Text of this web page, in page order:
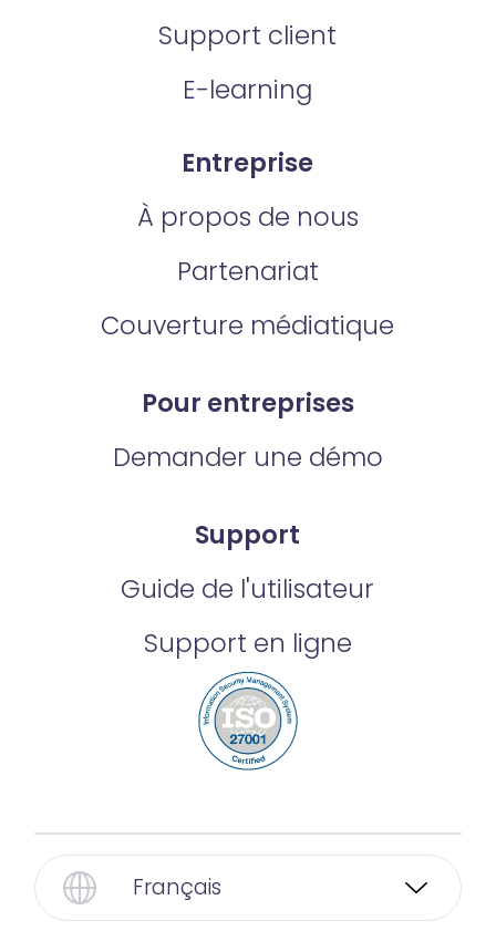
Support client
E-learning
Entreprise
À propos de nous
Partenariat
Couverture médiatique
Pour entreprises
Demander une démo
Support
Guide de l'utilisateur
Support en ligne
Français